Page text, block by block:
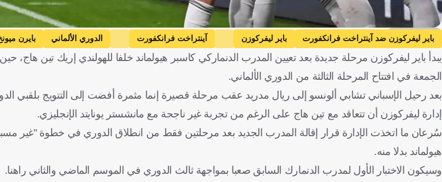
Getty Images
باير ليفركوزن ضد آينتراخت فرانكفورت باير ليفركوزن آينتراخت فرانكفورت الدوري الألماني بايرن
هامبورج
هايدينهايم ضد بوروسيا دورتموند هايدينهايم بوروسيا دورتموند ألمانيا كرة قدم
يبدأ باير ليفركوزن مرحلة جديدة بعد تعيين المدرب الدنماركي كاسبر هيولماند خلفا للهولندي إريك تين
الجمعة في افتتاح المرحلة الثالثة من الدوري الألماني.
بعد رحيل الإسباني تشابي ألونسو إلى ريال مدريد عقب مرحلة قصيرة إنما مثمرة أفضت إلى التتويج بلقبي
إدارة ليفركوزن أن تتعاقد مع تين هاج على الرغم من تجربة غير ناجحة مع مانشستر يونايتد الإنجليزي.
سُرعان ما اتخذت الإدارة قرار إقالة المدرب الجديد بعد مرحلتين فقط من انطلاق الدوري في خطوة "غير
هيولماند بدلا منه.
وسيكون الاختبار الأول لمدرب الدنمارك السابق صعبا بمواجهة ثالث الدوري في الموسم الماضي والثاني راهنا.